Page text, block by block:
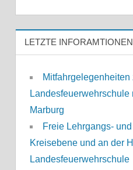
LETZTE INFORAMTIONEN
Landesfeuerwehrschule
Marburg
Freie Lehrgangs-
Kreisebene und an der
Landesfeuerwehrschule